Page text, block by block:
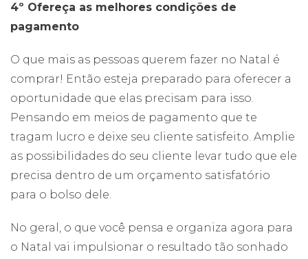
4º Ofereça as melhores condições de
pagamento
O que mais as pessoas querem fazer no Natal é
comprar! Então esteja preparado para oferecer a
oportunidade que elas precisam para isso.
Pensando em meios de pagamento que te
tragam lucro e deixe seu cliente satisfeito. Amplie
as possibilidades do seu cliente levar tudo que ele
precisa dentro de um orçamento satisfatório
para o bolso dele.
No geral, o que você pensa e organiza agora para
o Natal vai impulsionar o resultado tão sonhado